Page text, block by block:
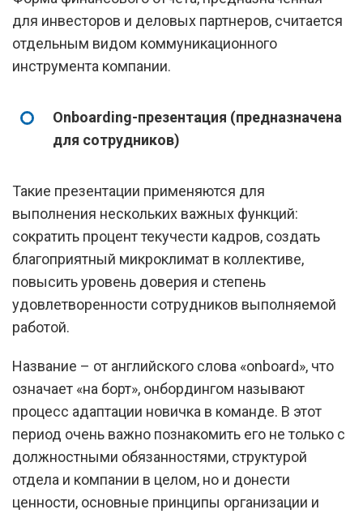
для инвесторов и деловых партнеров, считается
отдельным видом коммуникационного
инструмента компании.
Оnboarding-презентация (предназначена
для сотрудников)
Такие презентации применяются для
выполнения нескольких важных функций:
сократить процент текучести кадров, создать
благоприятный микроклимат в коллективе,
повысить уровень доверия и степень
удовлетворенности сотрудников выполняемой
работой.
Название – от английского слова «onboard», что
означает «на борт», онбордингом называют
процесс адаптации новичка в команде. В этот
период очень важно познакомить его не только с
должностными обязанностями, структурой
отдела и компании в целом, но и донести
ценности, основные принципы организации и